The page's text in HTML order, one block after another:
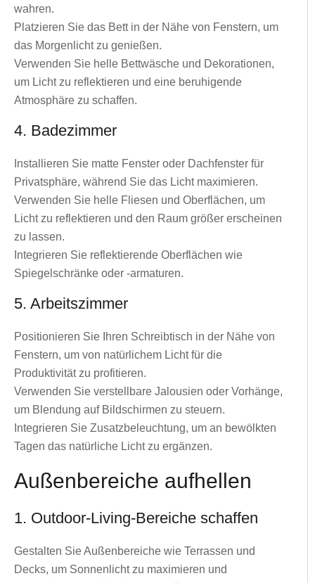
wahren.
Platzieren Sie das Bett in der Nähe von Fenstern, um
das Morgenlicht zu genießen.
Verwenden Sie helle Bettwäsche und Dekorationen,
um Licht zu reflektieren und eine beruhigende
Atmosphäre zu schaffen.
4. Badezimmer
Installieren Sie matte Fenster oder Dachfenster für
Privatsphäre, während Sie das Licht maximieren.
Verwenden Sie helle Fliesen und Oberflächen, um
Licht zu reflektieren und den Raum größer erscheinen
zu lassen.
Integrieren Sie reflektierende Oberflächen wie
Spiegelschränke oder -armaturen.
5. Arbeitszimmer
Positionieren Sie Ihren Schreibtisch in der Nähe von
Fenstern, um von natürlichem Licht für die
Produktivität zu profitieren.
Verwenden Sie verstellbare Jalousien oder Vorhänge,
um Blendung auf Bildschirmen zu steuern.
Integrieren Sie Zusatzbeleuchtung, um an bewölkten
Tagen das natürliche Licht zu ergänzen.
Außenbereiche aufhellen
1. Outdoor-Living-Bereiche schaffen
Gestalten Sie Außenbereiche wie Terrassen und
Decks, um Sonnenlicht zu maximieren und